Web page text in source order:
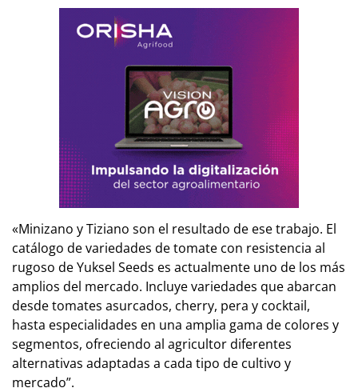
«Minizano y Tiziano son el resultado de ese trabajo. El
catálogo de variedades de tomate con resistencia al
rugoso de Yuksel Seeds es actualmente uno de los más
amplios del mercado. Incluye variedades que abarcan
desde tomates asurcados, cherry, pera y cocktail,
hasta especialidades en una amplia gama de colores y
segmentos, ofreciendo al agricultor diferentes
alternativas adaptadas a cada tipo de cultivo y
mercado”.